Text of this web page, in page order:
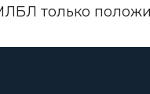
только